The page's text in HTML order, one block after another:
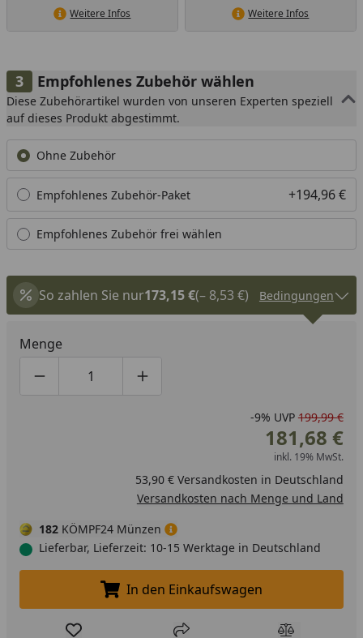
Weitere Infos Weitere Infos
Empfohlenes Zubehör wählen
Diese Zubehörartikel wurden von unseren Experten speziell
auf dieses Produkt abgestimmt.
Ohne Zubehör
Empfohlenes Zubehör-Paket +194,96 €
Empfohlenes Zubehör frei wählen
So zahlen Sie nur173,15 €(– 8,53 €) Bedingungen
Menge
Produktmenge um eins verringern
Produktmenge manuell eingeben
Produktmenge um eins erhöhen
-9% UVP 199,99 €
181,68 €
inkl. 19% MwSt.
53,90 € Versandkosten in Deutschland
Versandkosten nach Menge und Land
182 KÖMPF24 Münzen
Lieferbar, Lieferzeit: 10-15 Werktage in Deutschland
In den Einkaufswagen legen
In den Einkaufswagen